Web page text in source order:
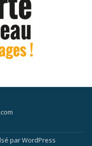
parWordPress